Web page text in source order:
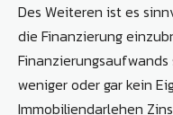
Des Weiteren ist es
die Finanzierung
weniger oder gar kein
Immobiliendarlehen